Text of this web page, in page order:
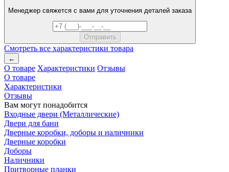
Менеджер свяжется с вами для уточнения деталей заказа
Смотреть все характеристики товара
←
О товаре Характеристики Отзывы
О товаре
Характеристики
Отзывы
Вам могут понадобится
Входные двери (Металлические)
Двери для бани
Дверные коробки, доборы и наличники
Дверные коробки
Доборы
Наличники
Притворные планки